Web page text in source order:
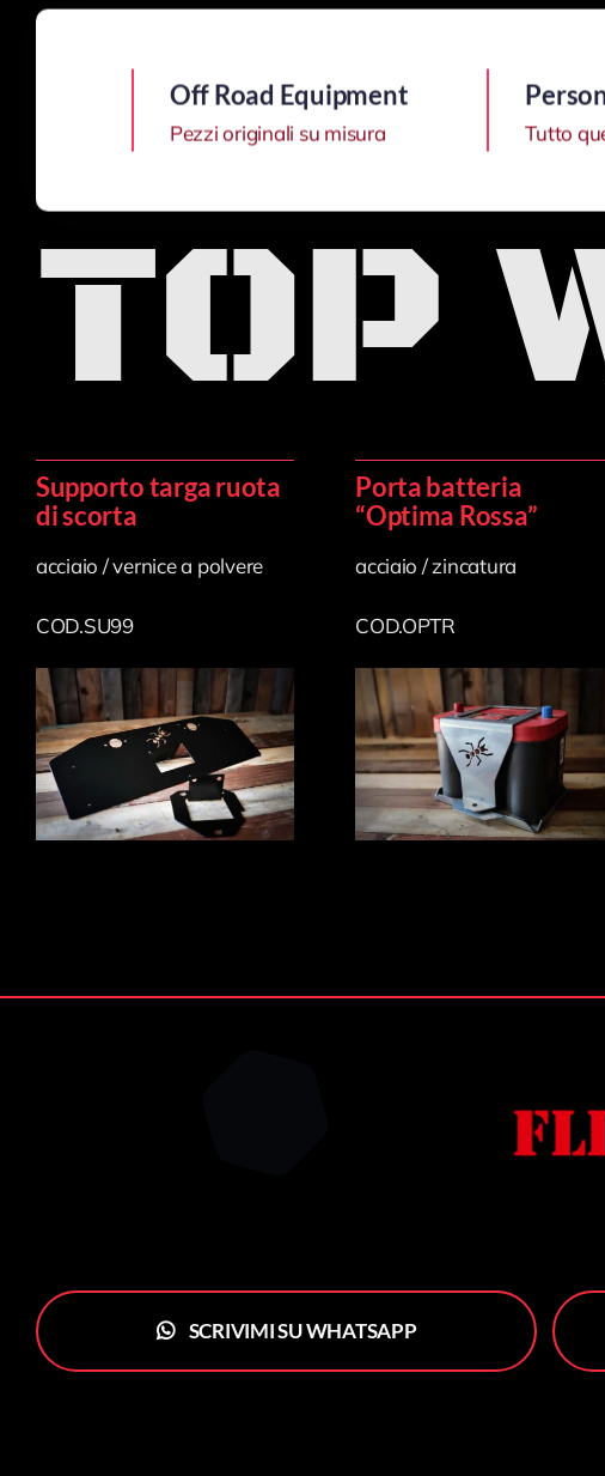
Off Road Equipment
Pezzi originali su misura Tutto
TOP
Supporto targa ruota
di scorta
acciaio / vernice a polvere
COD.SU99
Porta batteria
“Optima Rossa”
acciaio / zincatura
COD.OPTR
SCRIVIMI SU WHATSAPP